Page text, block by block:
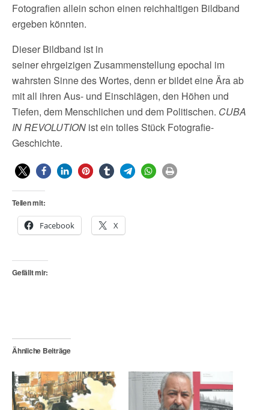
Fotografien allein schon einen reichhaltigen Bildband
ergeben könnten.
Dieser Bildband ist in
seiner ehrgeizigen Zusammenstellung epochal im
wahrsten Sinne des Wortes, denn er bildet eine Ära ab
mit all ihren Aus- und Einschlägen, den Höhen und
Tiefen, dem Menschlichen und dem Politischen. CUBA
IN REVOLUTION ist ein tolles Stück Fotografie-
Geschichte.
Teilen mit:
Facebook X
Gefällt mir:
Ähnliche Beiträge